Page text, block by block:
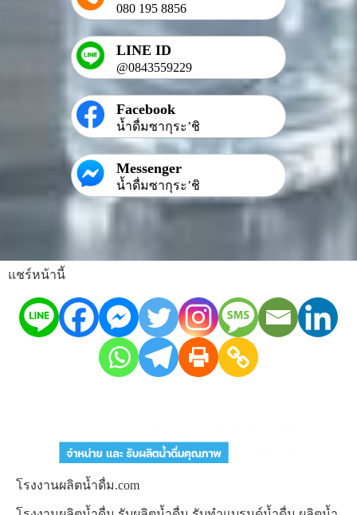
080 195 8856
LINE ID
@0843559229
Facebook
น้ำดื่มซากุระ’ชิ
Messenger
น้ำดื่มซากุระ’ชิ
แชร์หน้านี้
โรงงานผลิตน้ำดื่ม.com